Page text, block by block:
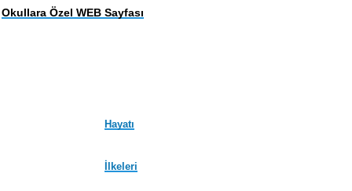
Okullara Özel WEB Sayfası
Hayatı
İlkeleri